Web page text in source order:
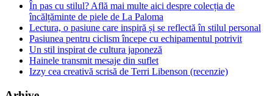
În pas cu stilul? Află mai multe aici despre colecția de
încălțăminte de piele de La Paloma
Lectura, o pasiune care inspiră și se reflectă în stilul personal
Pasiunea pentru ciclism începe cu echipamentul potrivit
Un stil inspirat de cultura japoneză
Hainele transmit mesaje din suflet
Izzy cea creativă scrisă de Terri Libenson (recenzie)